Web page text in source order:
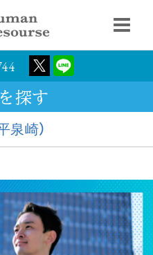
探す
泉崎）